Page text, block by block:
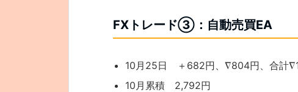
FXトレード③：自動売買EA
10月25日 ＋682円、∇804円、合計
10月累積 2,792円